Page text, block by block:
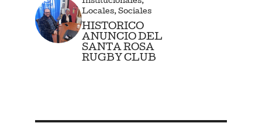
Locales, Sociales
HISTORICO
ANUNCIO DEL
SANTA ROSA
RUGBY CLUB